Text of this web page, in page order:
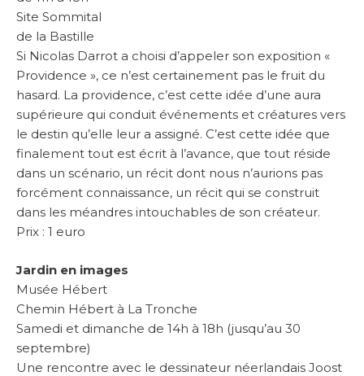
Site Sommital
de la Bastille
Si Nicolas Darrot a choisi d’appeler son exposition «
Providence », ce n’est certainement pas le fruit du
hasard. La providence, c’est cette idée d’une aura
supérieure qui conduit événements et créatures vers
le destin qu’elle leur a assigné. C’est cette idée que
finalement tout est écrit à l’avance, que tout réside
dans un scénario, un récit dont nous n’aurions pas
forcément connaissance, un récit qui se construit
dans les méandres intouchables de son créateur.
Prix : 1 euro
Jardin en images
Musée Hébert
Chemin Hébert à La Tronche
Samedi et dimanche de 14h à 18h (jusqu’au 30
septembre)
Une rencontre avec le dessinateur néerlandais Joost